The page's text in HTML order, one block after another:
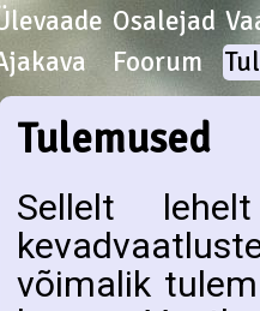
Osalejad
Foorum
Tulemused
Sellelt
võimalik